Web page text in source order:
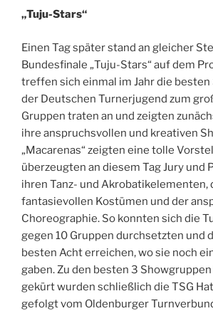
„Tuju-Stars“
Einen Tag später stand an gleicher
Bundesfinale „Tuju-Stars“ auf dem
treffen sich einmal im Jahr die besten
der Deutschen Turnerjugend zum
Gruppen traten an und zeigten
ihre anspruchsvollen und kreativen
„Macarenas“ zeigten eine tolle
überzeugten an diesem Tag Jury und
ihren Tanz- und Akrobatikelementen,
fantasievollen Kostümen und der
Choreographie. So konnten sich die
gegen 10 Gruppen durchsetzten und
besten Acht erreichen, wo sie noch
gaben. Zu den besten 3
gekürt wurden schließlich die TSG
gefolgt vom Oldenburger